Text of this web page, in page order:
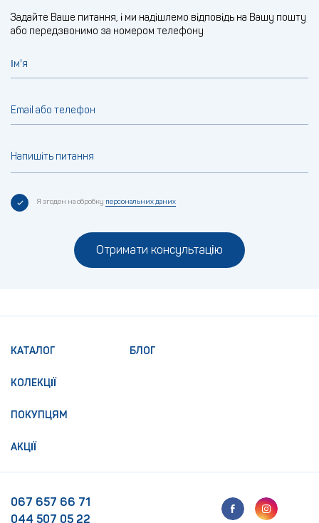
Задайте Ваше питання, і ми надішлемо відповідь на Вашу пошту
або передзвонимо за номером телефону
Ім'я
Email або телефон
Напишіть питання
Я згоден на обробку персональних даних
Отримати консультацію
КАТАЛОГ
КОЛЕКЦІЇ
ПОКУПЦЯМ
АКЦІЇ
БЛОГ
067 657 66 71
044 507 05 22